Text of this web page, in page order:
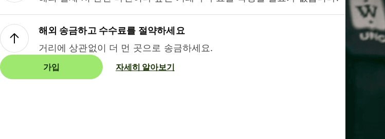
해외 송금하고 수수료를 절약하세요
거리에 상관없이 더 먼 곳으로 송금하세요.
가입 자세히 알아보기